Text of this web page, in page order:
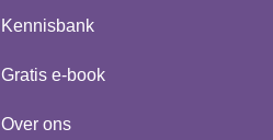
Kennisbank
Gratis e-book
Over ons